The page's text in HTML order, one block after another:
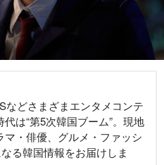
などさまざまエンタメコンテ
は“第5次韓国ブーム”。現地
・俳優、グルメ・ファッシ
る韓国情報をお届けしま